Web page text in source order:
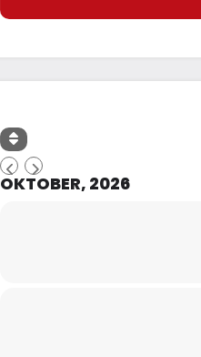
OKTOBER, 2026